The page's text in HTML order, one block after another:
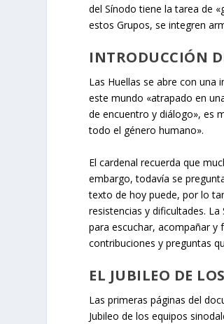
del Sínodo tiene la tarea de
estos Grupos, se integren
INTRODUCCIÓN
Las Huellas se abre con una
este mundo «atrapado en
de encuentro y diálogo», es
todo el género humano».
El cardenal recuerda que
embargo, todavía se
texto de hoy puede, por lo
resistencias y dificultades.
para escuchar, acompañar y
contribuciones y preguntas
EL JUBILEO DE
Las primeras páginas del
Jubileo de los equipos